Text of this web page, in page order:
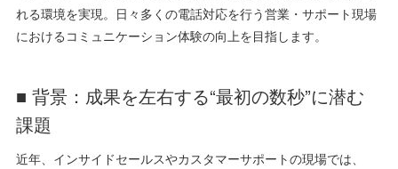
れる環境を実現。日々多くの電話対応を行う営業・サポート現場
におけるコミュニケーション体験の向上を目指します。
■ 背景：成果を左右する“最初の数秒”に潜む
課題
近年、インサイドセールスやカスタマーサポートの現場では、